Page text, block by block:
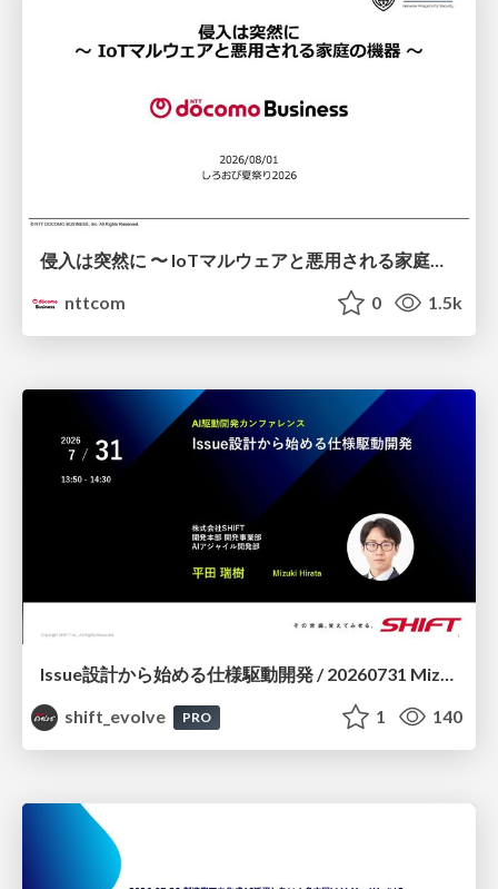
nttcom
0 1.5k
Issue設計から始める仕様駆動開発 / 20260731 Mizuki Hirata
shift_evolve
PRO 1 140